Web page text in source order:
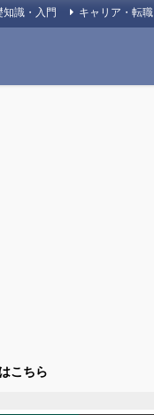
知識・入門 キャリア・転職
こちら